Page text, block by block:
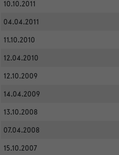
10.10.2011
04.04.2011
11.10.2010
12.04.2010
12.10.2009
14.04.2009
13.10.2008
07.04.2008
15.10.2007